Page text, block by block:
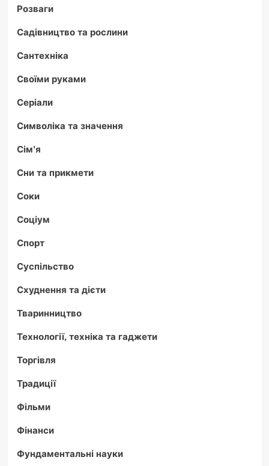
Розваги
Садівництво та рослини
Сантехніка
Своїми руками
Серіали
Символіка та значення
Сім'я
Сни та прикмети
Соки
Соціум
Спорт
Суспільство
Схуднення та дієти
Тваринництво
Технології, техніка та гаджети
Торгівля
Традиції
Фільми
Фінанси
Фундаментальні науки